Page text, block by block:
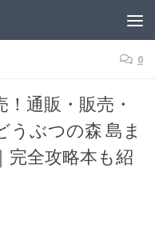
0
通販・販売・
うぶつの森 島ま
完全攻略本も紹